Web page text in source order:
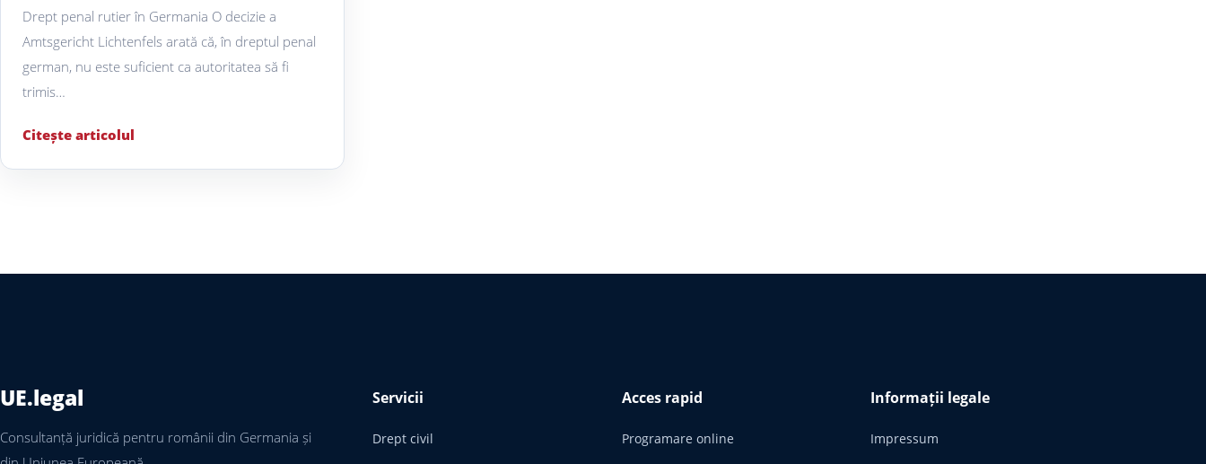
Drept penal rutier în Germania O decizie a
Amtsgericht Lichtenfels arată că, în dreptul penal
german, nu este suficient ca autoritatea să fi
trimis…
Citește articolul
UE.legal
Consultanță juridică pentru românii din Germania și
Servicii
Drept civil
Acces rapid
Programare online
Informații legale
Impressum